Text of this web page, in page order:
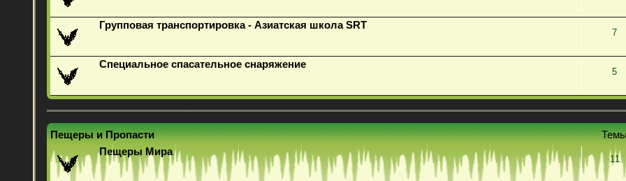
Групповая транспортировка - Азиатская школа SRT
7
Специальное спасательное снаряжение
5
Пещеры и Пропасти
Пещеры Мира
11